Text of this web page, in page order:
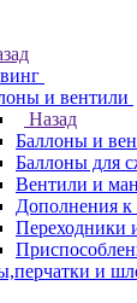
и вентили
Назад
Баллоны и
Баллоны для
Вентили и
Дополнения к
Переходники
и